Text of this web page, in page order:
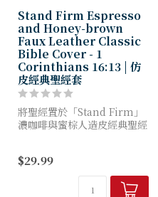
Stand Firm Espresso
and Honey-brown
Faux Leather Classic
Bible Cover - 1
Corinthians 16:13 | 仿
皮經典聖經套
將聖經置於「Stand Firm」
濃咖啡與蜜棕人造皮經典聖經
同行的主那裡汲取力量。
深咖啡色人造皮革封...
$29.99